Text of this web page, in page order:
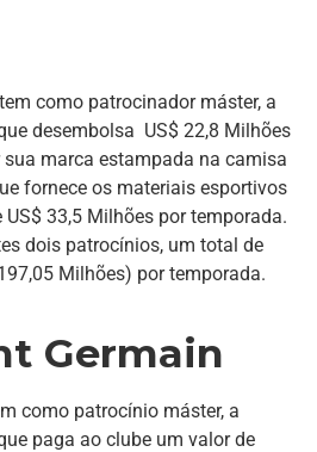
como patrocinador máster, a
desembolsa US$ 22,8 Milhões
marca estampada na camisa
fornece os materiais esportivos
33,5 Milhões por temporada.
dois patrocínios, um total de
Milhões) por temporada.
Germain
como patrocínio máster, a
paga ao clube um valor de